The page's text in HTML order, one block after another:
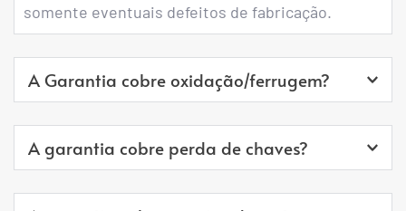
somente eventuais defeitos de fabricação.
A Garantia cobre oxidação/ferrugem?
Sim, porém se você é morador de área litorânea o
produto adequado é o fabricado em Alumínio, o
qual NUNCA irá enferrujar.
Os armários de aço são protegidos pelo processo
A garantia cobre perda de chaves?
Não. Entre em contato com um chaveiro de sua